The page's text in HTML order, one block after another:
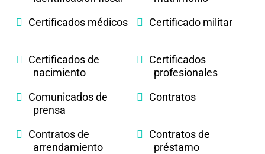
Certificados médicos
Certificado militar
Certificados de
nacimiento
Certificados
profesionales
Comunicados de
prensa
Contratos
Contratos de
arrendamiento
Contratos de
préstamo